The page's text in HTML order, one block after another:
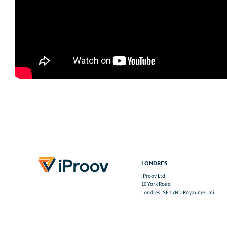
LONDRES
iProov Ltd
10 York Road
Londres, SE1 7ND Royaume-Uni